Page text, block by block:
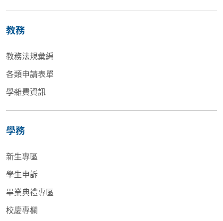
教務
教務法規彙編
各類申請表單
學雜費資訊
學務
新生專區
學生申訴
畢業典禮專區
校慶專欄